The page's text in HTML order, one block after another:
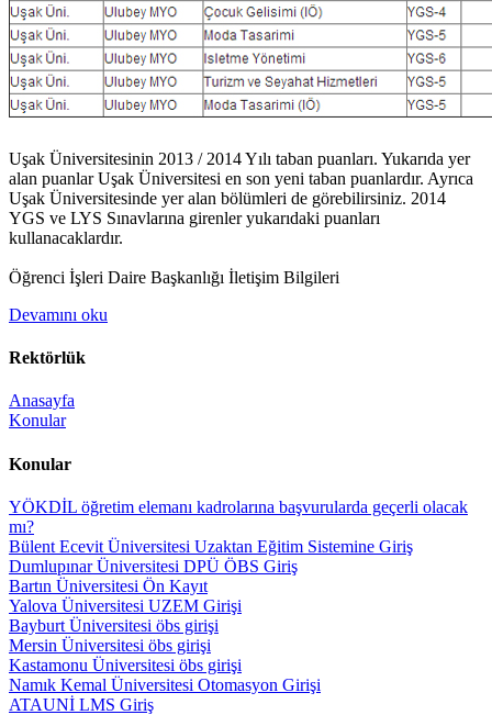
Uşak Üniversitesinin 2013 / 2014 Yılı taban puanları. Yukarıda yer
alan puanlar Uşak Üniversitesi en son yeni taban puanlardır. Ayrıca
Uşak Üniversitesinde yer alan bölümleri de görebilirsiniz. 2014
YGS ve LYS Sınavlarına girenler yukarıdaki puanları
kullanacaklardır.
Öğrenci İşleri Daire Başkanlığı İletişim Bilgileri
Devamını oku
Rektörlük
Anasayfa
Konular
Konular
YÖKDİL öğretim elemanı kadrolarına başvurularda geçerli olacak
mı?
Bülent Ecevit Üniversitesi Uzaktan Eğitim Sistemine Giriş
Dumlupınar Üniversitesi DPÜ ÖBS Giriş
Bartın Üniversitesi Ön Kayıt
Yalova Üniversitesi UZEM Girişi
Bayburt Üniversitesi öbs girişi
Mersin Üniversitesi öbs girişi
Kastamonu Üniversitesi öbs girişi
Namık Kemal Üniversitesi Otomasyon Girişi
ATAUNİ LMS Giriş